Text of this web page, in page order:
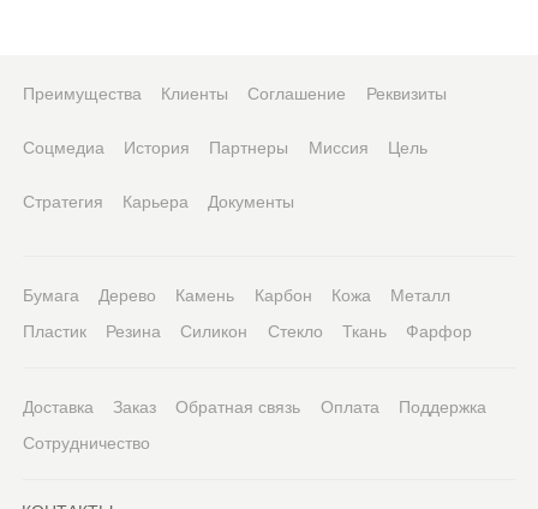
Преимущества Клиенты Соглашение Реквизиты
Соцмедиа История Партнеры Миссия Цель
Стратегия Карьера Документы
Бумага Дерево Камень Карбон Кожа
Металл
Пластик
Резина Силикон Стекло Ткань Фарфор
Доставка Заказ Обратная связь Оплата
Поддержка
Сотрудничество